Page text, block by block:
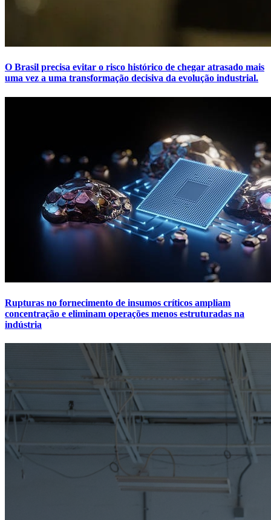
O Brasil precisa evitar o risco histórico de chegar atrasado mais
uma vez a uma transformação decisiva da evolução industrial.
Rupturas no fornecimento de insumos críticos ampliam
concentração e eliminam operações menos estruturadas na
indústria